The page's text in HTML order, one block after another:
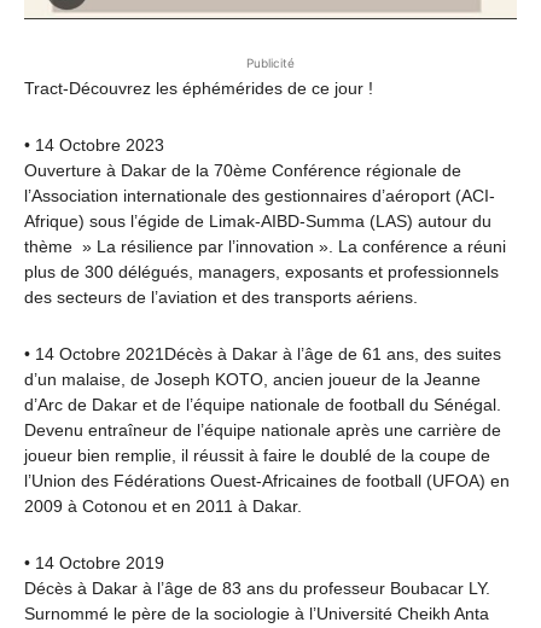
Publicité
Tract-Découvrez les éphémérides de ce jour !
• 14 Octobre 2023
Ouverture à Dakar de la 70ème Conférence régionale de
l’Association internationale des gestionnaires d’aéroport (ACI-
Afrique) sous l’égide de Limak-AIBD-Summa (LAS) autour du
thème » La résilience par l’innovation ». La conférence a réuni
plus de 300 délégués, managers, exposants et professionnels
des secteurs de l’aviation et des transports aériens.
• 14 Octobre 2021Décès à Dakar à l’âge de 61 ans, des suites
d’un malaise, de Joseph KOTO, ancien joueur de la Jeanne
d’Arc de Dakar et de l’équipe nationale de football du Sénégal.
Devenu entraîneur de l’équipe nationale après une carrière de
joueur bien remplie, il réussit à faire le doublé de la coupe de
l’Union des Fédérations Ouest-Africaines de football (UFOA) en
2009 à Cotonou et en 2011 à Dakar.
• 14 Octobre 2019
Décès à Dakar à l’âge de 83 ans du professeur Boubacar LY.
Surnommé le père de la sociologie à l’Université Cheikh Anta